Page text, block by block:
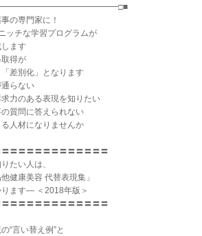
の専門家に！
ッチな学習プログラムが
ます
得が
差別化」となります
らない
力のある表現を知りたい
質問に答えられない
人材になりませんか
〓〓〓〓〓〓〓〓〓〓〓〓
たい人は、
健康美容 代替表現集」
ます― ＜2018年版＞
〓〓〓〓〓〓〓〓〓〓〓〓
“言い替え例”と